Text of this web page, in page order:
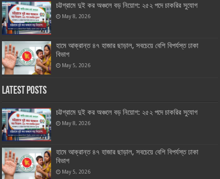
চট্টগ্রামে দুই কর অঞ্চলে বড় নিয়োগ: ২৫২ পদে চাকরির সুযোগ
May 8, 2026
হামে আক্রান্ত ৪৭ হাজার ছাড়াল, সবচেয়ে বেশি বিপর্যস্ত ঢাকা
বিভাগ
May 5, 2026
Latest Posts
চট্টগ্রামে দুই কর অঞ্চলে বড় নিয়োগ: ২৫২ পদে চাকরির সুযোগ
May 8, 2026
হামে আক্রান্ত ৪৭ হাজার ছাড়াল, সবচেয়ে বেশি বিপর্যস্ত ঢাকা
বিভাগ
May 5, 2026